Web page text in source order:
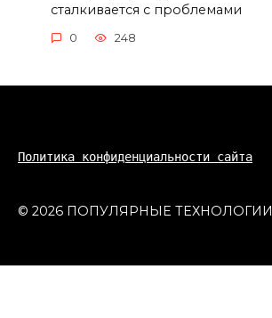
сталкивается с проблемами
0 248
Политика конфиденциальности сайта
© 2026 ПОПУЛЯРНЫЕ ТЕХНОЛОГИИ